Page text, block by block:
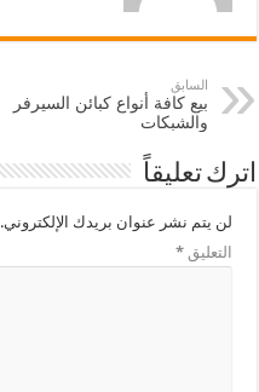
السابق
بيع كافة أنواع كبائن السيرفر
والشبكات
اترك تعليقاً
لن يتم نشر عنوان بريدك الإلكتروني.
التعليق*